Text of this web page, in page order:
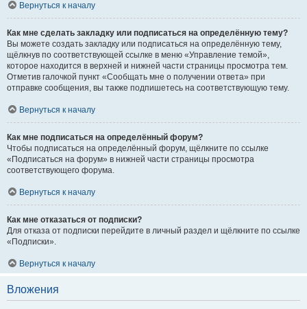
Вернуться к началу
Как мне сделать закладку или подписаться на определённую тему?
Вы можете создать закладку или подписаться на определённую тему,
щёлкнув по соответствующей ссылке в меню «Управление темой»,
которое находится в верхней и нижней части страницы просмотра тем.
Отметив галочкой пункт «Сообщать мне о получении ответа» при
отправке сообщения, вы также подпишетесь на соответствующую тему.
Вернуться к началу
Как мне подписаться на определённый форум?
Чтобы подписаться на определённый форум, щёлкните по ссылке
«Подписаться на форум» в нижней части страницы просмотра
соответствующего форума.
Вернуться к началу
Как мне отказаться от подписки?
Для отказа от подписки перейдите в личный раздел и щёлкните по ссылке
«Подписки».
Вернуться к началу
Вложения